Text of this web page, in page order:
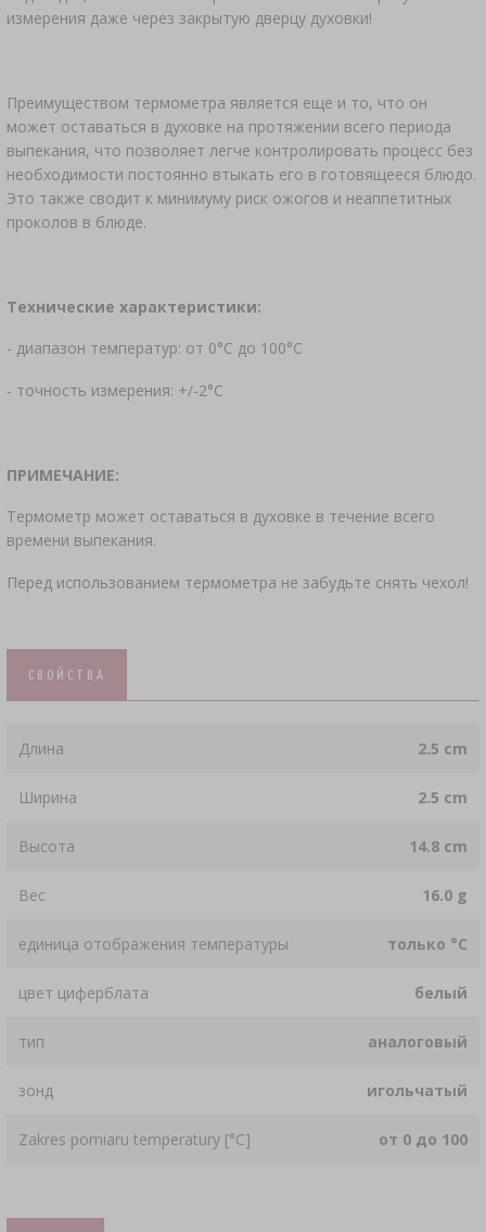
измерения даже через закрытую дверцу духовки!
Преимуществом термометра является еще и то, что он
может оставаться в духовке на протяжении всего периода
выпекания, что позволяет легче контролировать процесс без
необходимости постоянно втыкать его в готовящееся блюдо.
Это также сводит к минимуму риск ожогов и неаппетитных
проколов в блюде.
Технические характеристики:
- диапазон температур: от 0°C до 100°C
- точность измерения: +/-2°C
ПРИМЕЧАНИЕ:
Термометр может оставаться в духовке в течение всего
времени выпекания.
Перед использованием термометра не забудьте снять чехол!
СВОЙСТВА
Длина 2.5 cm
Ширина 2.5 cm
Высота 14.8 cm
Вес 16.0 g
единица отображения температуры только °C
цвет циферблата белый
тип аналоговый
зонд игольчатый
Zakres pomiaru temperatury [°C] от 0 до 100